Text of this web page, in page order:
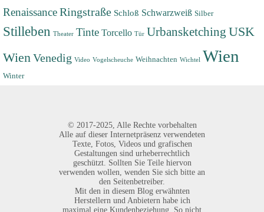
RenaissanceRingstraße Schloß Schwarzweiß Silber
Stilleben Theater Tinte Torcello Tür Urbansketching USK
WienVenedig Video Vogelscheuche Weihnachten Wichtel Wien
Winter
© 2017-2025, Alle Rechte vorbehalten
Alle auf dieser Internetpräsenz verwendeten
Texte, Fotos, Videos und grafischen
Gestaltungen sind urheberrechtlich
geschützt. Sollten Sie Teile hiervon
verwenden wollen, wenden Sie sich bitte an
den Seitenbetreiber.
Mit den in diesem Blog erwähnten
Herstellern und Anbietern habe ich
maximal eine Kundenbeziehung. So nicht